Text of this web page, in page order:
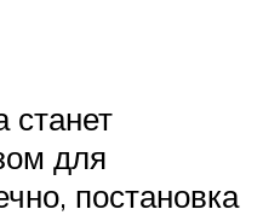
станет
для
постановка